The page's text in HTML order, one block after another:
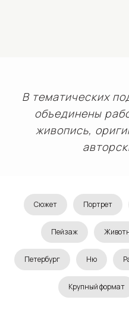
В тематических
объединены
живопись,
Сюжет Портрет
Пейзаж
Петербург Ню
Крупный формат